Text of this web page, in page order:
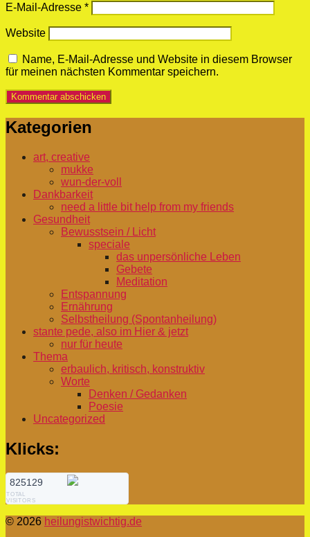
E-Mail-Adresse *
Website
Name, E-Mail-Adresse und Website in diesem Browser
für meinen nächsten Kommentar speichern.
Kategorien
art, creative
mukke
wun-der-voll
Dankbarkeit
need a little bit help from my friends
Gesundheit
Bewusstsein / Licht
speciale
das unpersönliche Leben
Gebete
Meditation
Entspannung
Ernährung
Selbstheilung (Spontanheilung)
stante pede, also im Hier & jetzt
nur für heute
Thema
erbaulich, kritisch, konstruktiv
Worte
Denken / Gedanken
Poesie
Uncategorized
Klicks:
825129
TOTAL
VISITORS
© 2026 heilungistwichtig.de